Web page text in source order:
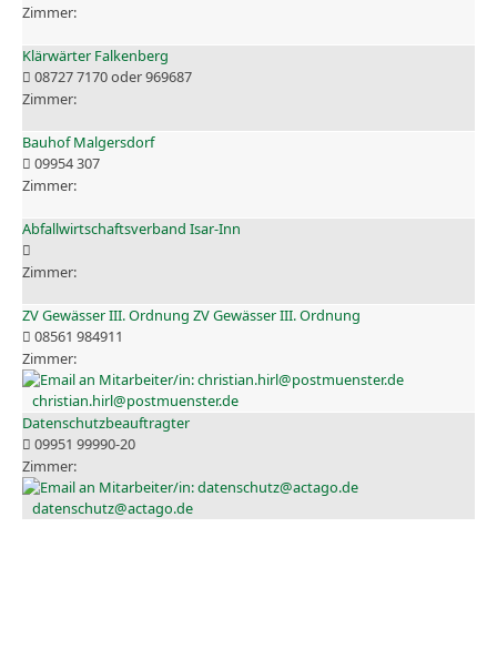
Klärwärter Falkenberg
08727 7170 oder 969687
Bauhof Malgersdorf
09954 307
Abfallwirtschaftsverband Isar-Inn
ZV Gewässer III. Ordnung ZV Gewässer III. Ordnung
08561 984911
christian.hirl@postmuenster.de
Datenschutzbeauftragter
09951 99990-20
datenschutz@actago.de